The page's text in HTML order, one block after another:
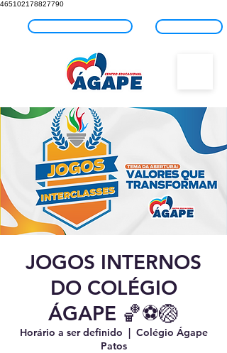
465102178827790
Blog
JOGOS INTERNOS
DO COLÉGIO
ÁGAPE 🏀⚽🏐
Horário a ser definido
  |
Colégio Ágape
Patos